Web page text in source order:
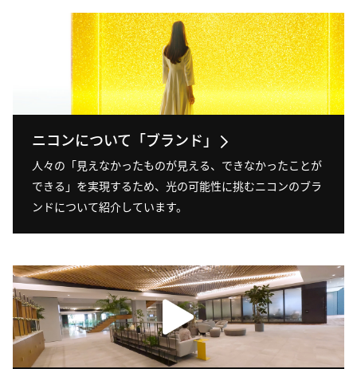
ニコンについて「ブランド」
人々の「見えなかったものが見える、できなかったことが
できる」を実現するため、光の可能性に挑むニコンのブラ
ンドについて紹介しています。